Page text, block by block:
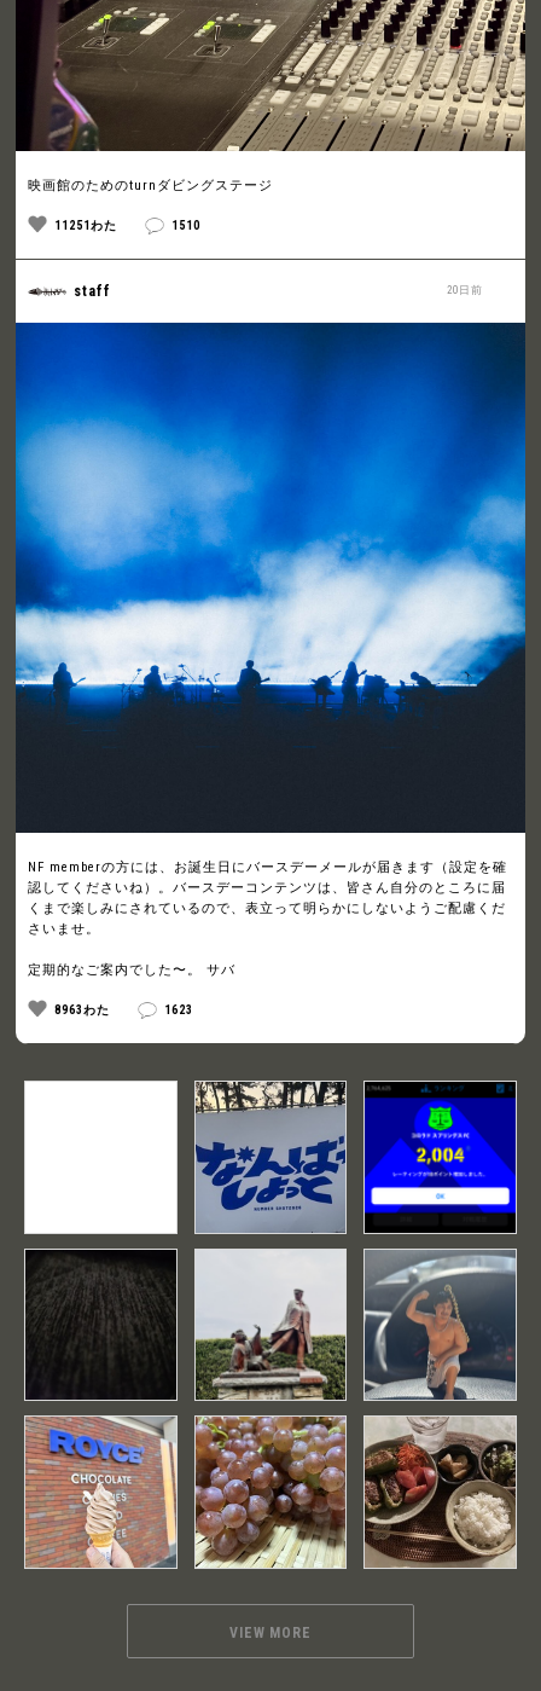
映画館のためのturnダビングステージ
11251わた 1510
20日前
staff
NF memberの方には、お誕生日にバースデーメールが届きます（設定を確
認してくださいね）。バースデーコンテンツは、皆さん自分のところに届
くまで楽しみにされているので、表立って明らかにしないようご配慮くだ
さいませ。
定期的なご案内でした〜。 サバ
8963わた 1623
VIEW MORE